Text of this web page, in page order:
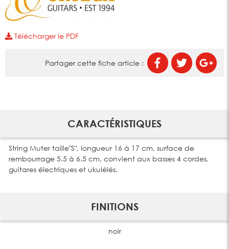
Télécharger le PDF
Partager cette fiche article :
CARACTÉRISTIQUES
String Muter taille"S", longueur 16 à 17 cm, surface de
rembourrage 5.5 à 6.5 cm, convient aux basses 4 cordes,
guitares électriques et ukulélés.
FINITIONS
noir